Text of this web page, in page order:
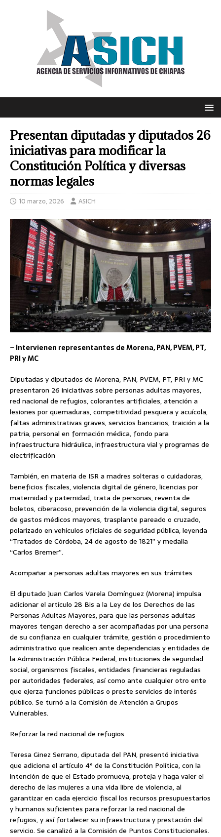
Presentan diputadas y diputados 26
iniciativas para modificar la
Constitución Política y diversas
normas legales
10 marzo, 2026 ASICH
– Intervienen representantes de Morena, PAN, PVEM, PT,
PRI y MC
Diputadas y diputados de Morena, PAN, PVEM, PT, PRI y MC
presentaron 26 iniciativas sobre personas adultas mayores,
red nacional de refugios, colorantes artificiales, atención a
lesiones por quemaduras, competitividad pesquera y acuícola,
faltas administrativas graves, servicios bancarios, traición a la
patria, personal en formación médica, fondo para
infraestructura hidráulica, infraestructura vial y programas de
electrificación
También, en materia de ISR a madres solteras o cuidadoras,
beneficios fiscales, violencia digital de género, licencias por
maternidad y paternidad, trata de personas, reventa de
boletos, ciberacoso, prevención de la violencia digital, seguros
de gastos médicos mayores, trasplante pareado o cruzado,
polarizado en vehículos oficiales de seguridad pública, leyenda
“Tratados de Córdoba, 24 de agosto de 1821” y medalla
“Carlos Bremer”.
Acompañar a personas adultas mayores en sus trámites
El diputado Juan Carlos Varela Domínguez (Morena) impulsa
adicionar el artículo 28 Bis a la Ley de los Derechos de las
Personas Adultas Mayores, para que las personas adultas
mayores tengan derecho a ser acompañadas por una persona
de su confianza en cualquier trámite, gestión o procedimiento
administrativo que realicen ante dependencias y entidades de
la Administración Pública Federal, instituciones de seguridad
social, organismos fiscales, entidades financieras reguladas
por autoridades federales, así como ante cualquier otro ente
que ejerza funciones públicas o preste servicios de interés
público. Se turnó a la Comisión de Atención a Grupos
Vulnerables.
Reforzar la red nacional de refugios
Teresa Ginez Serrano, diputada del PAN, presentó iniciativa
que adiciona el artículo 4° de la Constitución Política, con la
intención de que el Estado promueva, proteja y haga valer el
derecho de las mujeres a una vida libre de violencia, al
garantizar en cada ejercicio fiscal los recursos presupuestarios
y humanos suficientes para reforzar la red nacional de
refugios, y así fortalecer su infraestructura y prestación del
servicio. Se canalizó a la Comisión de Puntos Constitucionales.